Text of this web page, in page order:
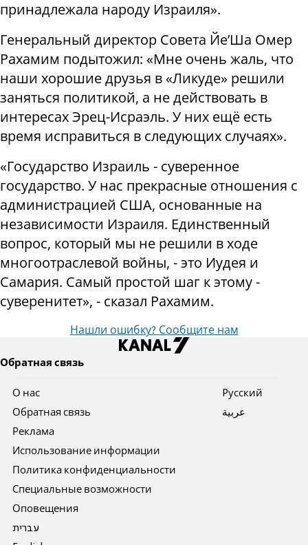
принадлежала народу Израиля».
Генеральный директор Совета Йе’Ша Омер
Рахамим подытожил: «Мне очень жаль, что
наши хорошие друзья в «Ликуде» решили
заняться политикой, а не действовать в
интересах Эрец-Исраэль. У них ещё есть
время исправиться в следующих случаях».
«Государство Израиль - суверенное
государство. У нас прекрасные отношения с
администрацией США, основанные на
независимости Израиля. Единственный
вопрос, который мы не решили в ходе
многоотраслевой войны, - это Иудея и
Самария. Самый простой шаг к этому -
суверенитет», - сказал Рахамим.
Нашли ошибку? Сообщите нам
Обратная связь
О нас
Обратная связь
Реклама
Использование информации
Политика конфиденциальности
Специальные возможности
Оповещения
עברית
Pусский
عربية